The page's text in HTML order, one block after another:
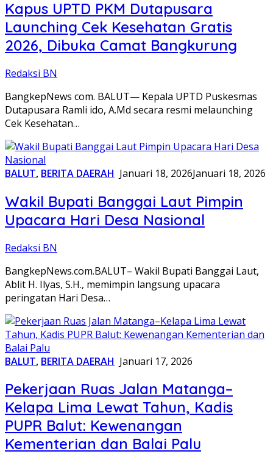
Kapus UPTD PKM Dutapusara
Launching Cek Kesehatan Gratis
2026, Dibuka Camat Bangkurung
Redaksi BN
BangkepNews com. BALUT— Kepala UPTD Puskesmas
Dutapusara Ramli ido, A.Md secara resmi melaunching
Cek Kesehatan…
BALUT, BERITA DAERAH Januari 18, 2026Januari 18, 2026
Wakil Bupati Banggai Laut Pimpin
Upacara Hari Desa Nasional
Redaksi BN
BangkepNews.com.BALUT– Wakil Bupati Banggai Laut,
Ablit H. Ilyas, S.H., memimpin langsung upacara
peringatan Hari Desa…
BALUT, BERITA DAERAH Januari 17, 2026
Pekerjaan Ruas Jalan Matanga–
Kelapa Lima Lewat Tahun, Kadis
PUPR Balut: Kewenangan
Kementerian dan Balai Palu